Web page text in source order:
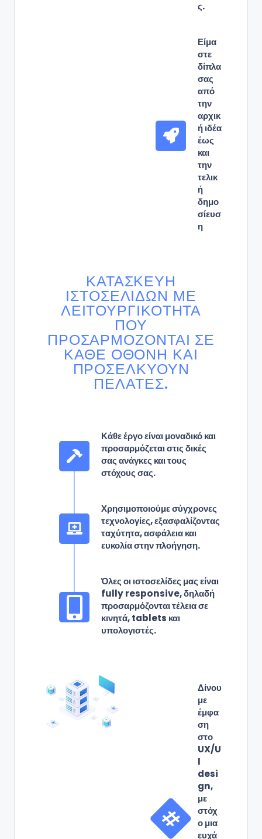
ς.
Είμα
στε
δίπλα
σας
από
την
αρχικ
ή ιδέα
έως
και
την
τελικ
ή
δημο
σίευσ
η
ΚΑΤΑΣΚΕΥΉ
ΙΣΤΟΣΕΛΊΔΩΝ ΜΕ
ΛΕΙΤΟΥΡΓΙΚΌΤΗΤΑ
ΠΟΥ
ΠΡΟΣΑΡΜΌΖΟΝΤΑΙ ΣΕ
ΚΆΘΕ ΟΘΌΝΗ ΚΑΙ
ΠΡΟΣΕΛΚΎΟΥΝ
ΠΕΛΆΤΕΣ.
Κάθε έργο είναι μοναδικό και
προσαρμόζεται στις δικές
σας ανάγκες και τους
στόχους σας.
Χρησιμοποιούμε σύγχρονες
τεχνολογίες, εξασφαλίζοντας
ταχύτητα, ασφάλεια και
ευκολία στην πλοήγηση.
Όλες οι ιστοσελίδες μας είναι
fully responsive, δηλαδή
προσαρμόζονται τέλεια σε
κινητά, tablets και
υπολογιστές.
Δίνου
με
έμφα
ση
στο
UX/U
I
desi
gn,
με
στόχ
ο μια
ευχά